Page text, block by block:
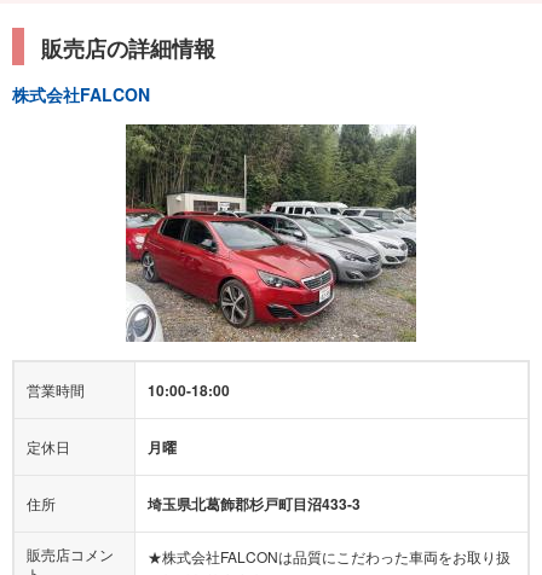
販売店の詳細情報
株式会社FALCON
営業時間 10:00-18:00
定休日 月曜
住所 埼玉県北葛飾郡杉戸町目沼433-3
販売店コメン
★株式会社FALCONは品質にこだわった車両をお取り扱